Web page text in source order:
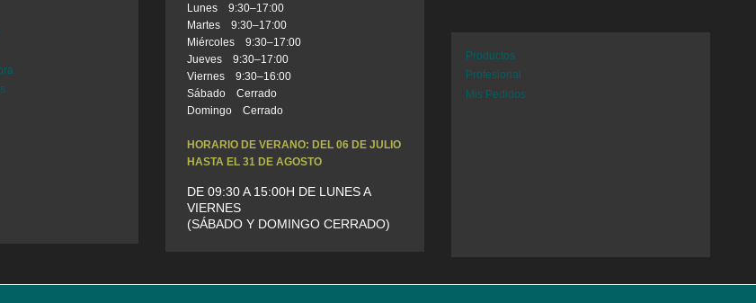
Lunes 9:30–17:00
Martes 9:30–17:00
Miércoles 9:30–17:00
Jueves 9:30–17:00
Viernes 9:30–16:00
Sábado Cerrado
Domingo Cerrado
HORARIO DE VERANO: DEL 06 DE JULIO
HASTA EL 31 DE AGOSTO
DE 09:30 A 15:00H DE LUNES A
VIERNES
(SÁBADO Y DOMINGO CERRADO)
Productos
Profesional
Mis Pedidos